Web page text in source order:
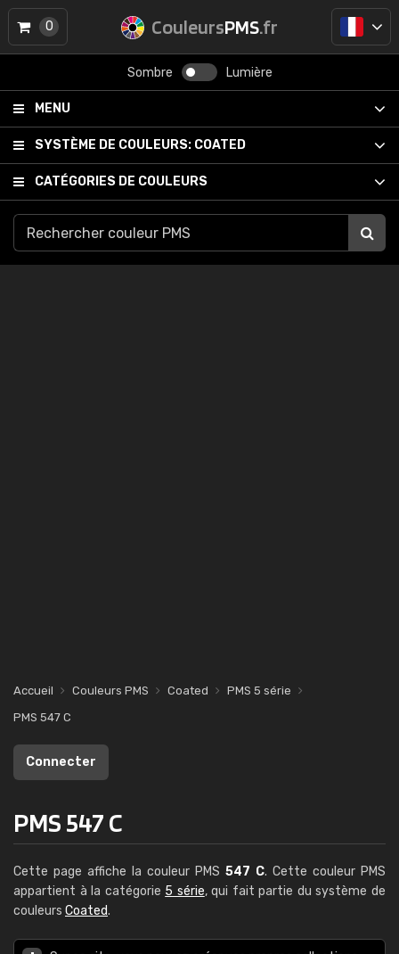
CouleursPMS.fr
Sombre Lumière
MENU
SYSTÈME DE COULEURS: COATED
CATÉGORIES DE COULEURS
0
Accueil Couleurs PMS Coated
PMS 5 série
PMS 547 C
Connecter
PMS 547 C
Cette page affiche la couleur PMS 547 C. Cette couleur PMS
appartient à la catégorie 5 série, qui fait partie du système de
couleurs Coated.